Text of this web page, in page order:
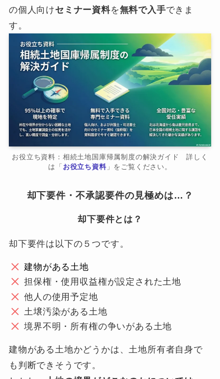
の個人向けセミナー資料を無料で入手できま
す。
お役立ち資料：相続土地国庫帰属制度の解決ガイド 詳しく
は「 お役立ち資料」をご覧ください。
却下要件・不承認要件の見極めは…？
却下要件とは？
却下要件は以下の５つです。
建物がある土地
担保権・使用収益権が設定された土地
他人の使用予定地
土壌汚染がある土地
境界不明・所有権の争いがある土地
建物がある土地かどうかは、土地所有者自身で
も判断できそうです。